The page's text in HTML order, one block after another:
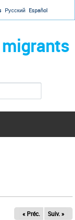
Русский Español
« Préc. Suiv. »